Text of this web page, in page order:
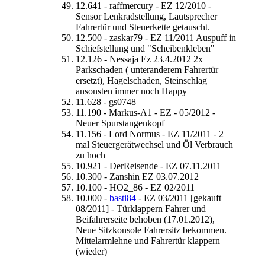
12.641 - raffmercury - EZ 12/2010 -
Sensor Lenkradstellung, Lautsprecher
Fahrertür und Steuerkette getauscht.
12.500 - zaskar79 - EZ 11/2011 Auspuff in
Schiefstellung und "Scheibenkleben"
12.126 - Nessaja Ez 23.4.2012 2x
Parkschaden ( unteranderem Fahrertür
ersetzt), Hagelschaden, Steinschlag
ansonsten immer noch Happy
11.628 - gs0748
11.190 - Markus-A1 - EZ - 05/2012 -
Neuer Spurstangenkopf
11.156 - Lord Normus - EZ 11/2011 - 2
mal Steuergerätwechsel und Öl Verbrauch
zu hoch
10.921 - DerReisende - EZ 07.11.2011
10.300 - Zanshin EZ 03.07.2012
10.100 - HO2_86 - EZ 02/2011
10.000 - basti84 - EZ 03/2011 [gekauft
08/2011] - Türklappern Fahrer und
Beifahrerseite behoben (17.01.2012),
Neue Sitzkonsole Fahrersitz bekommen.
Mittelarmlehne und Fahrertür klappern
(wieder)